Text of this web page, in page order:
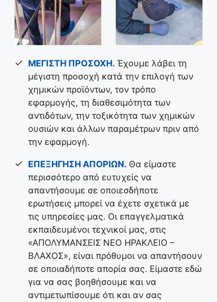
ΜΕΓΙΣΤΗ ΠΡΟΣΟΧΗ. Έχουμε λάβει τη
μέγιστη προσοχή κατά την επιλογή των
χημικών προϊόντων, τον τρόπο
εφαρμογής, τη διαθεσιμότητα των
αντιδότων, την τοξικότητα των χημικών
ουσιών και άλλων παραμέτρων πριν από
την εφαρμογή.
ΕΠΕΞΗΓΗΣΗ ΑΠΟΡΙΩΝ. Θα είμαστε
περισσότερο από ευτυχείς να
απαντήσουμε σε οποιεσδήποτε
ερωτήσεις μπορεί να έχετε σχετικά με
τις υπηρεσίες μας. Οι επαγγελματικά
εκπαιδευμένοι τεχνικοί μας, στις
«ΑΠΟΛΥΜΑΝΣΕΙΣ ΝΕΟ ΗΡΑΚΛΕΙΟ –
ΒΛΑΧΟΣ», είναι πρόθυμοι να απαντήσουν
σε οποιαδήποτε απορία σας. Είμαστε εδώ
για να σας βοηθήσουμε και να
αντιμετωπίσουμε ότι και αν σας